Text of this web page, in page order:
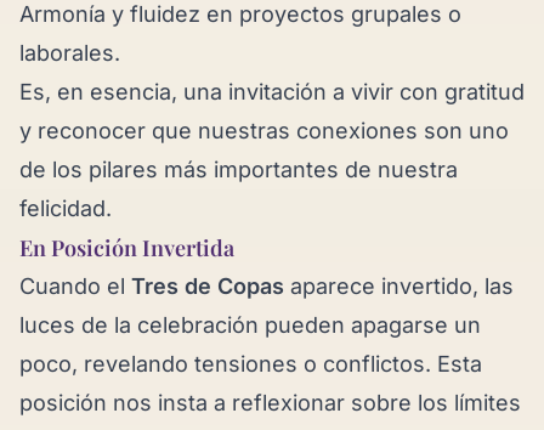
Armonía y fluidez en proyectos grupales o
laborales.
Es, en esencia, una invitación a vivir con gratitud
y reconocer que nuestras conexiones son uno
de los pilares más importantes de nuestra
felicidad.
En Posición Invertida
Cuando el Tres de Copas aparece invertido, las
luces de la celebración pueden apagarse un
poco, revelando tensiones o conflictos. Esta
posición nos insta a reflexionar sobre los límites